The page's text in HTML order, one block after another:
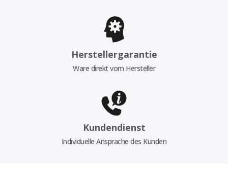
Herstellergarantie
Ware direkt vom Hersteller
Kundendienst
Individuelle Ansprache des Kunden